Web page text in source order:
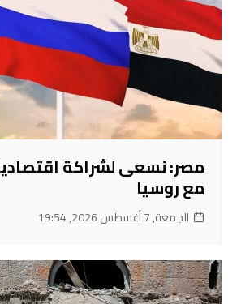
مصر: نسعى لشراكة
مع روسيا
الجمعة, 7 أغسطس 2026, 19:54